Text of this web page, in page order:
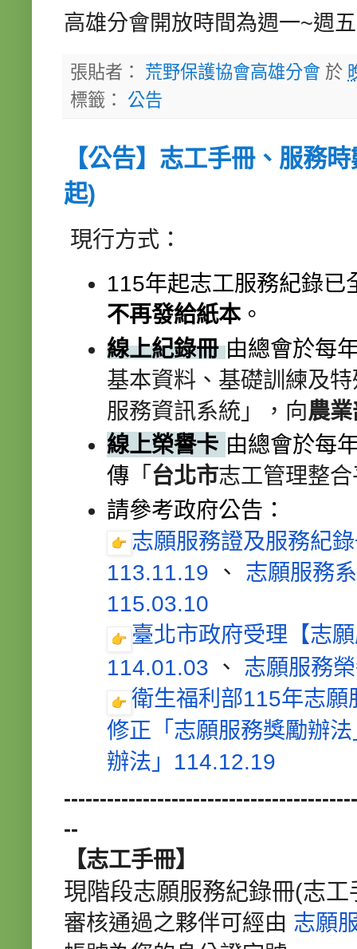
高雄分會開放時間為週一~週
張貼者： 荒野保護協會高雄分會 於
標籤： 公告
【公告】志工手冊、服務
起)
現行方式：
115年起志工服務紀錄已
不再發給紙本。
線上紀錄冊由總會於每
基本資料、 基礎訓練及
服務資訊系統」，向農業
線上榮譽卡 由總會於每
傳 「 台北市志工管理整
請參考政府公告：
志願服務證及服務紀
113.11.19 、 志願服務
115.03.10
臺北市政府受理【志
114.01.03 、 志願服務
衛生福利部115年志
修正「志願服務獎勵辦
辦法」 114.12.19
--
【志工手冊】
現階段志願服務紀錄冊(志
審核通過之夥伴可經由 志願